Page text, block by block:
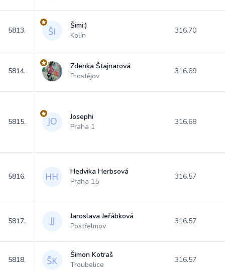
5813.
Šimi:)
Kolín
316.70
5814.
Zdenka Štajnarová
Prostějov
316.69
5815.
Josephi
Praha 1
316.68
5816.
Hedvika Herbsová
Praha 15
316.57
5817.
Jaroslava Jeřábková
Postřelmov
316.57
5818.
Šimon Kotraš
Troubelice
316.57